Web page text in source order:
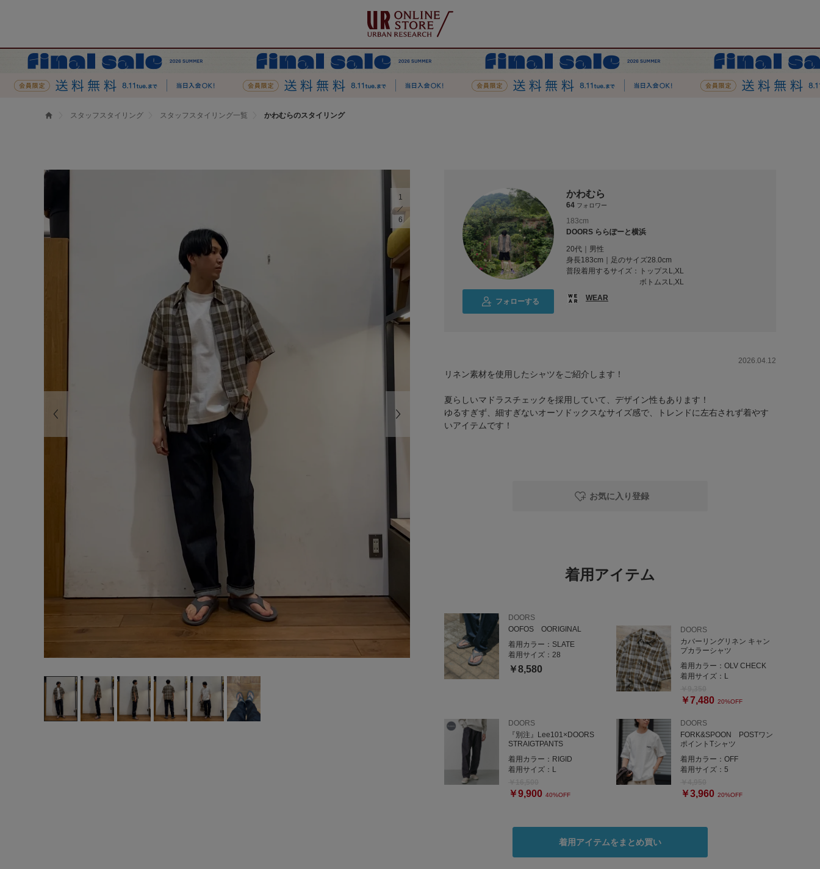
スタッフスタイリング スタッフスタイリング一覧 かわむらのスタイリング
1
6
フォローする
かわむら
64 フォロワー
183cm
DOORS ららぽーと横浜
20代｜男性
身長183cm｜足のサイズ28.0cm
普段着用するサイズ：
トップスL,XL
ボトムスL,XL
WEAR
2026.04.12
リネン素材を使用したシャツをご紹介します！
夏らしいマドラスチェックを採用していて、デザイン性もあります！
ゆるすぎず、細すぎないオーソドックスなサイズ感で、トレンドに左右されず着やす
いアイテムです！
お気に入り登録
着用アイテム
DOORS
OOFOS OORIGINAL
着用カラー： SLATE
着用サイズ： 28
￥8,580
DOORS
カバーリングリネン キャン
プカラーシャツ
着用カラー： OLV CHECK
着用サイズ： L
￥7,480 20%OFF
DOORS
『別注』Lee101×DOORS
STRAIGTPANTS
着用カラー： RIGID
着用サイズ： L
￥9,900 40%OFF
DOORS
FORK&SPOON POSTワン
ポイントTシャツ
着用カラー： OFF
着用サイズ： 5
￥3,960 20%OFF
着用アイテムをまとめ買い